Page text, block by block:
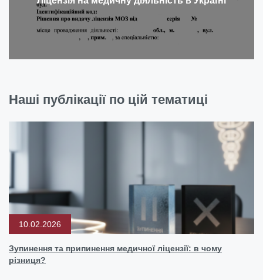
Наші публікації по цій тематиці
10.02.2026
Зупинення та припинення медичної ліцензії: в чому
різниця?